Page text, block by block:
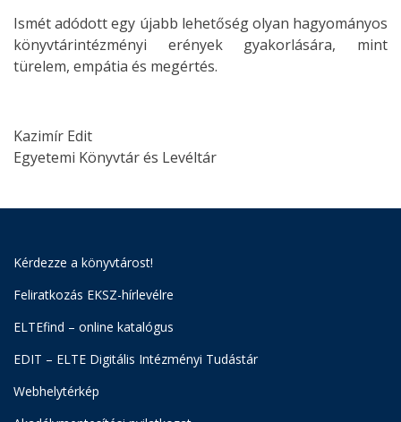
Ismét adódott egy újabb lehetőség olyan hagyományos
könyvtárintézményi erények gyakorlására, mint
türelem, empátia és megértés.
Kazimír Edit
Egyetemi Könyvtár és Levéltár
Kérdezze a könyvtárost!
Feliratkozás EKSZ-hírlevélre
ELTEfind – online katalógus
EDIT – ELTE Digitális Intézményi Tudástár
Webhelytérkép